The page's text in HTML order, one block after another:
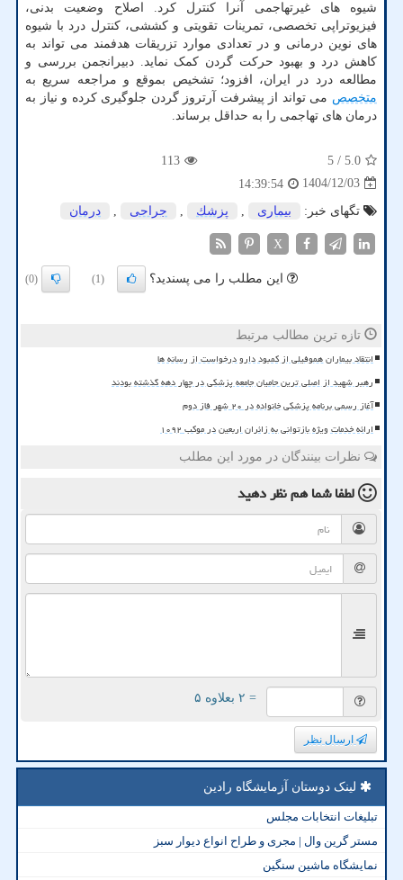
شیوه های غیرتهاجمی آنرا کنترل کرد. اصلاح وضعیت بدنی،
فیزیوتراپی تخصصی، تمرینات تقویتی و کششی، کنترل درد با شیوه
های نوین درمانی و در تعدادی موارد تزریقات هدفمند می تواند به
کاهش درد و بهبود حرکت گردن کمک نماید. دبیرانجمن بررسی و
مطالعه درد در ایران، افزود؛ تشخیص بموقع و مراجعه سریع به
متخصص می تواند از پیشرفت آرتروز گردن جلوگیری کرده و نیاز به
درمان های تهاجمی را به حداقل برساند.
5.0
/ 5
113
1404/12/03
14:39:54
تگهای خبر:
بیماری , پزشك , جراحی , درمان
X
این مطلب را می پسندید؟ (1)
(0)
تازه ترین مطالب مرتبط
انتقاد بیماران هموفیلی از کمبود دارو درخواست از رسانه ها
رهبر شهید از اصلی ترین حامیان جامعه پزشکی در چهار دهه گذشته بودند
آغاز رسمی برنامه پزشکی خانواده در ۲۰ شهر فاز دوم
ارائه خدمات ویژه بازتوانی به زائران اربعین در موکب ۱۰۹۲
نظرات بینندگان در مورد این مطلب
لطفا شما همنظر دهید
= ۲ بعلاوه ۵
ارسال نظر
لینک دوستان آزمایشگاه رادین
تبلیغات انتخابات مجلس
مستر گرین وال | مجری و طراح انواع دیوار سبز
نمایشگاه ماشین سنگین